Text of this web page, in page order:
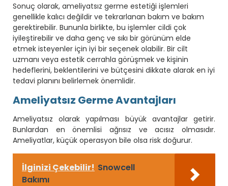
Sonuç olarak, ameliyatsız germe estetiği işlemleri
genellikle kalıcı değildir ve tekrarlanan bakım ve bakım
gerektirebilir. Bununla birlikte, bu işlemler cildi çok
iyileştirebilir ve daha genç ve sıkı bir görünüm elde
etmek isteyenler için iyi bir seçenek olabilir. Bir cilt
uzmanı veya estetik cerrahla görüşmek ve kişinin
hedeflerini, beklentilerini ve bütçesini dikkate alarak en iyi
tedavi planını belirlemek önemlidir.
Ameliyatsız Germe Avantajları
Ameliyatsız olarak yapılması büyük avantajlar getirir.
Bunlardan en önemlisi ağrısız ve acısız olmasıdır.
Ameliyatlar, küçük operasyon bile olsa risk doğurur.
İlginizi Çekebilir! Snowcell
Bakımı